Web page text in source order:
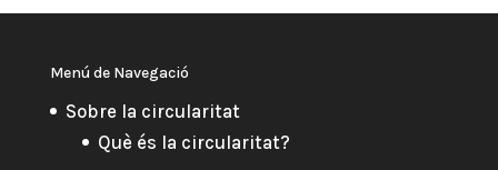
Menú de Navegació
Sobre la circularitat
Què és la circularitat?